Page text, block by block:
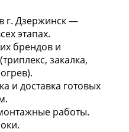
г. Дзержинск —
этапах.
брендов и
закалка,
и доставка готовых
работы.